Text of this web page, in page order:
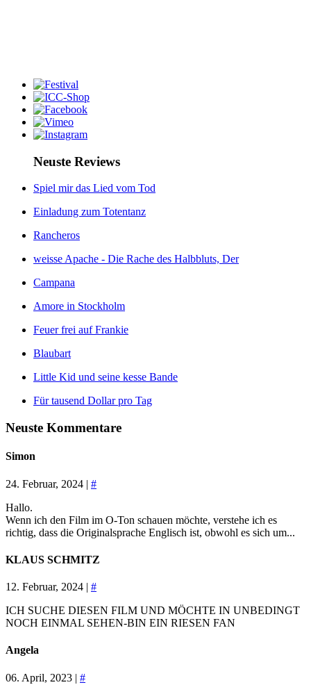
Neuste Reviews
Spiel mir das Lied vom Tod
Einladung zum Totentanz
Rancheros
weisse Apache - Die Rache des Halbbluts, Der
Campana
Amore in Stockholm
Feuer frei auf Frankie
Blaubart
Little Kid und seine kesse Bande
Für tausend Dollar pro Tag
Neuste Kommentare
Simon
24. Februar, 2024 | #
Hallo.
Wenn ich den Film im O-Ton schauen möchte, verstehe ich es
richtig, dass die Originalsprache Englisch ist, obwohl es sich um...
KLAUS SCHMITZ
12. Februar, 2024 | #
ICH SUCHE DIESEN FILM UND MÖCHTE IN UNBEDINGT
NOCH EINMAL SEHEN-BIN EIN RIESEN FAN
Angela
06. April, 2023 | #